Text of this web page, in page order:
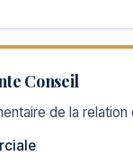
Conseil
de la